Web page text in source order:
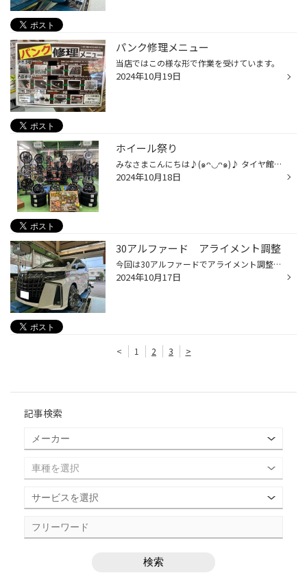
パンク修理メニュー
当店ではこの様な形で作業を受けています。
2024年10月19日
ホイール祭り
みなさまこんにちは♪(๑ᴖ◡ᴖ๑)♪ タイヤ館横須賀店ホイール祭り 人気メーカー レイズ＆マルカコラボイベント！ 10月19日〜20日と二日間イベント 大量展示！ お車の横に置いて見て見たい☆*:.｡. o(≧▽≦)o .｡.:*☆ もちろんオッケーです！ 欲しかったホイール⭐︎ご購入チャンスです！ メーカーの方も参加し...
2024年10月18日
30アルファード アライメント調整
今回は30アルファードでアライメント調整です。 こちらのお車フロント、リアのトゥー４ヶ所の調整できるお車になります。 センサーをホイールに装着して測定をします。 大きなずれはないですが右リアの数字が基準値を越えてしまっています。 後ろの調整箇所は赤丸の部分 こちらは偏心カムになってお...
2024年10月17日
< 1 2 3 >
記事検索